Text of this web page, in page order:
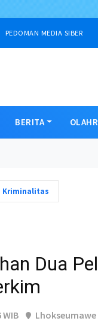
PEDOMAN MEDIA SIBER
BERITA
Kriminalitas
Dua
WIB
Lhokseumawe